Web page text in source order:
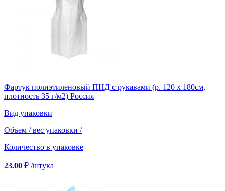
Фартук полиэтиленовый ПНД с рукавами (р. 120 х 180см,
плотность 35 г/м2) Россия
Вид упаковки
Объем / вес упаковки /
Количество в упаковке
23.00 ₽ /штука